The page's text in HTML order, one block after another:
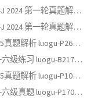
【CSP】CSP-J 2024 第一轮真题解析（二）：阅读程序题
【CSP】CSP-J 2024 第一轮真题解析（一）：单项选择题
【NOIP】2015真题解析 luogu-P2678 跳石头（适合GESP六级以上练习）
【GESP】C++六级练习 luogu-B2174, 完全背包
【NOIP】2005真题解析 luogu-P1048 采药（适合GESP六级以上练习）
【GESP】C++六级真题 luogu-P17013, [GESP202606 六级] 满二叉树